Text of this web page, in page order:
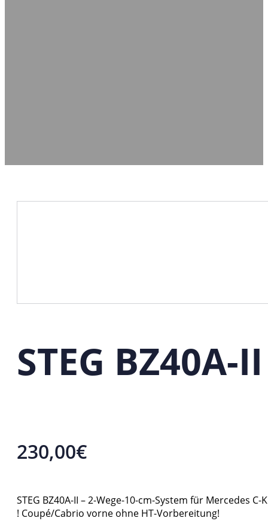
STEG
230,00€
STEG BZ40A-II – 2-Wege-10-cm-System für Mercedes
! Coupé/Cabrio vorne ohne HT-Vorbereitung!